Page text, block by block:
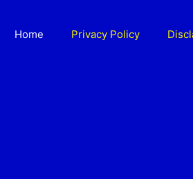
Home Privacy Policy